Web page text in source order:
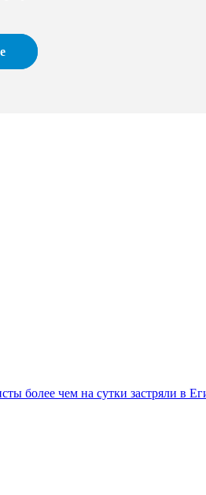
более чем на сутки застряли в